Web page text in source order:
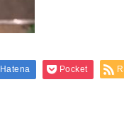
Hatena Pocket